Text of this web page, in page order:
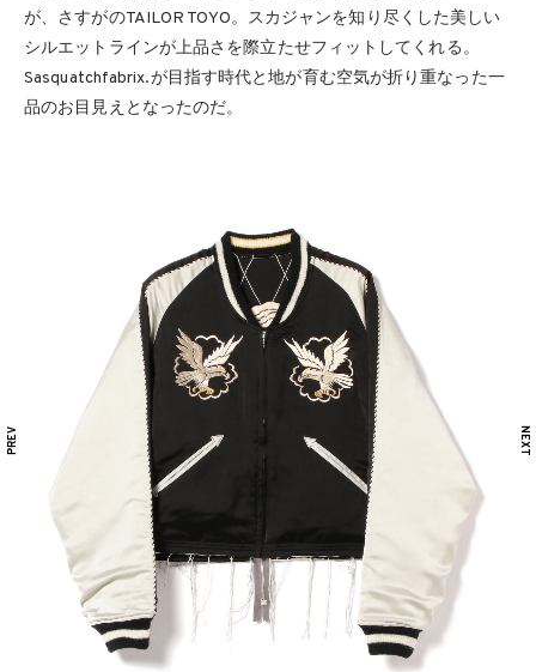
が、さすがのTAILOR TOYO。スカジャンを知り尽くした美しい
シルエットラインが上品さを際立たせフィットしてくれる。
Sasquatchfabrix.が目指す時代と地が育む空気が折り重なった一
品のお目見えとなったのだ。